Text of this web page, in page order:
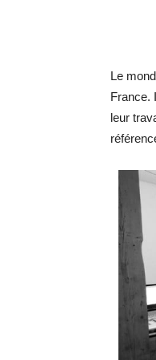
Le
France.
leur